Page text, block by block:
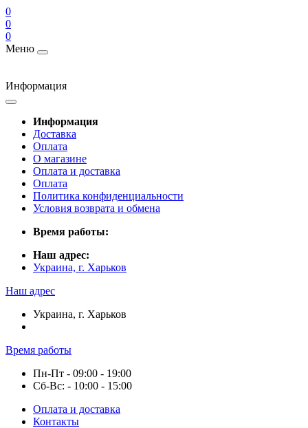
0
0
0
Меню
Информация
Информация
Доставка
Оплата
О магазине
Оплата и доставка
Оплата
Политика конфиденциальности
Условия возврата и обмена
Время работы:
Наш адрес:
Украина, г. Харьков
Наш адрес
Украина, г. Харьков
Время работы
Пн-Пт - 09:00 - 19:00
Сб-Вс: - 10:00 - 15:00
Оплата и доставка
Контакты